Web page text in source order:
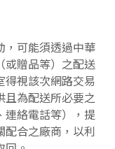
，可能須透過中華
或贈品等）之配送
得視該次網路交易
且為配送所必要之
連絡電話等），提
配合之廠商，以利